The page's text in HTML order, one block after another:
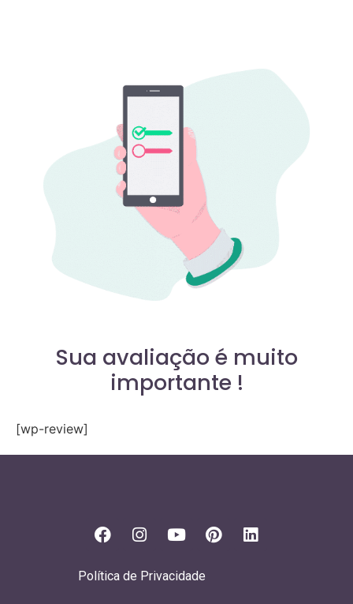
Sua avaliação é muito
importante !
[wp-review]
Política de Privacidade